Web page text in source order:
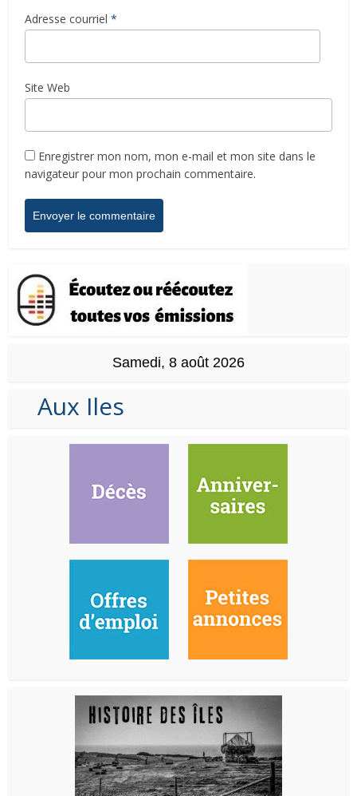
Adresse courriel *
Site Web
Enregistrer mon nom, mon e-mail et mon site dans le
navigateur pour mon prochain commentaire.
Samedi, 8 août 2026
Aux Iles